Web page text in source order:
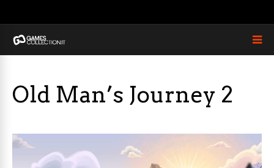
Old Man’s Journey 2